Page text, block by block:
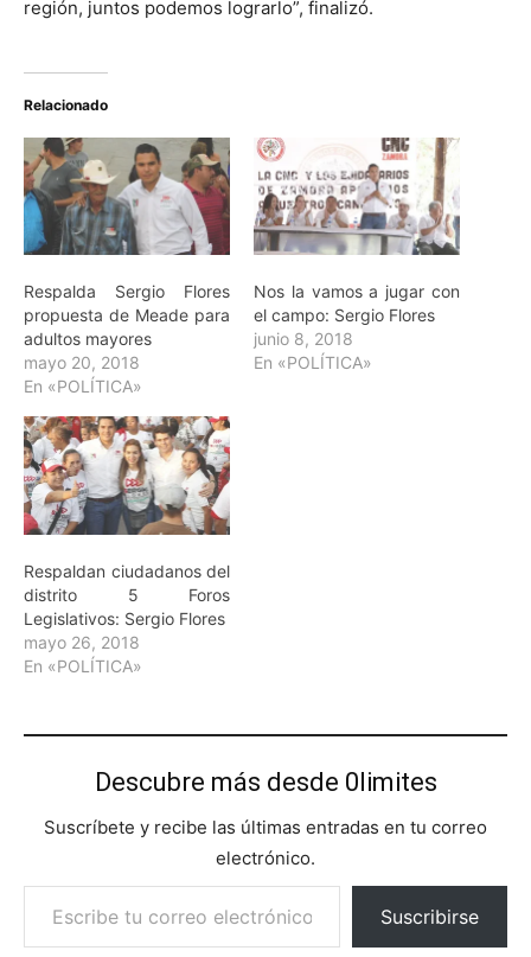
región, juntos podemos lograrlo”, finalizó.
Relacionado
Respalda Sergio Flores
propuesta de Meade para
adultos mayores
mayo 20, 2018
En «POLÍTICA»
Nos la vamos a jugar con
el campo: Sergio Flores
junio 8, 2018
En «POLÍTICA»
Respaldan ciudadanos del
distrito 5 Foros
Legislativos: Sergio Flores
mayo 26, 2018
En «POLÍTICA»
Descubre más desde 0limites
Suscríbete y recibe las últimas entradas en tu correo
electrónico.
Escribe tu correo electrónico…
Suscribirse